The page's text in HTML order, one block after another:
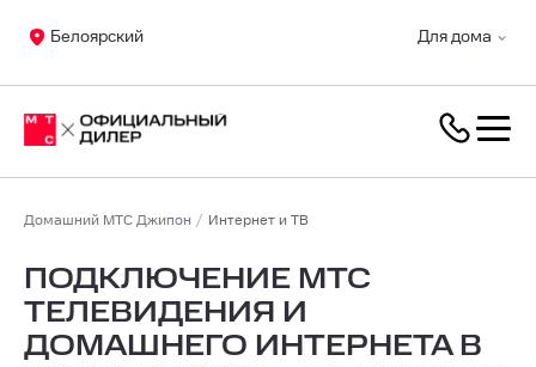
Для дома
Белоярский
Домашний МТС Джипон Интернет и ТВ
ПОДКЛЮЧЕНИЕ МТС
ТЕЛЕВИДЕНИЯ И
ДОМАШНЕГО ИНТЕРНЕТА В